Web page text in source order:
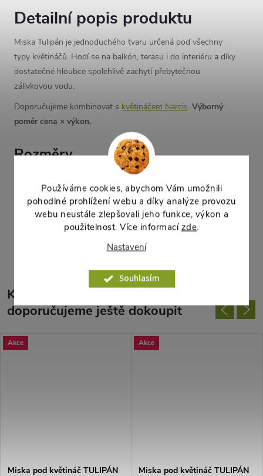
Používáme cookies, abychom Vám umožnili
pohodlné prohlížení webu a díky analýze provozu
webu neustále zlepšovali jeho funkce, výkon a
použitelnost. Více informací zde.
Nastavení
Souhlasím
Detailní popis produktu
Miska Tulipán je jednoduchého tvaru určená pod všechny
typy květináčů. Hodí se na balkón, terasu i do interiéru a díky
dostatečné hloubce spolehlivě zachytí přebytečnou
zálivkovou vodu.
Doporučujeme kombinovat s květináčem Narcis. Výborný
poměr cena × výkon.
Rozměry
28 cm
dolní průměr vnější:23,6 cm
výška:4,8 cm
K tomuto produktu
doporučujeme ještě dokoupit
Akce
Miska pod květináč TULIPÁN
Akce
Miska pod květináč TULIPÁN